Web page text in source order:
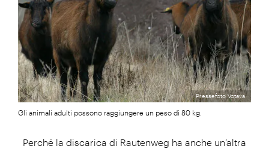
Pressefoto Votava
Gli animali adulti possono raggiungere un peso di 80 kg.
Perché la discarica di Rautenweg ha anche un’altra